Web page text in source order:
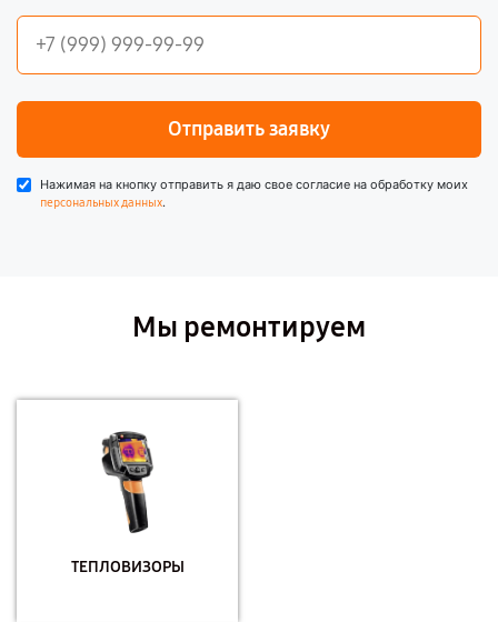
Отправить заявку
Нажимая на кнопку отправить я даю свое согласие на обработку моих
персональных данных.
Мы ремонтируем
ТЕПЛОВИЗОРЫ